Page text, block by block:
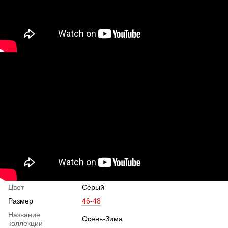
Цвет
Серый
Размер
46-48
Название
коллекции
Осень-Зима